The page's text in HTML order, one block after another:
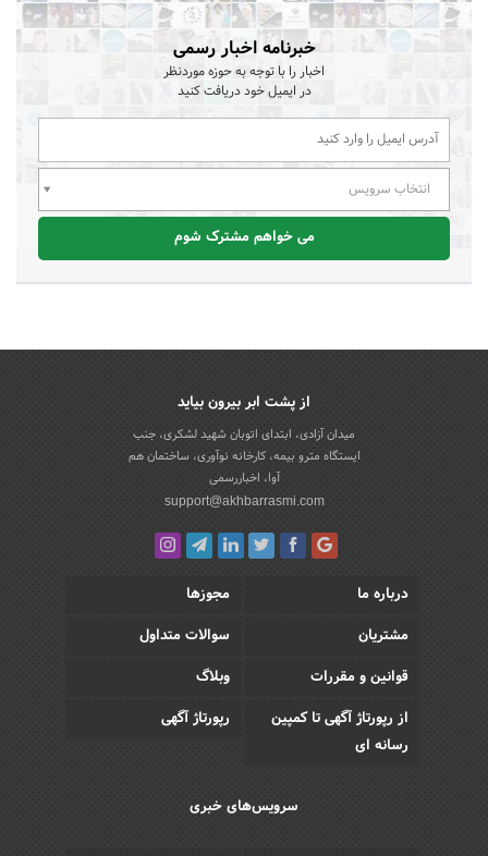
خبرنامه اخبار رسمی
اخبار را با توجه به حوزه موردنظر
در ایمیل خود دریافت کنید
انتخاب سرویس
می خواهم مشترک شوم
از پشت ابر بیرون بیاید
میدان آزادی، ابتدای اتوبان شهید لشکری، جنب
ایستگاه مترو بیمه، کارخانه نوآوری، ساختمان هم
آوا، اخباررسمی
support@akhbarrasmi.com
درباره ما
مجوزها
مشتریان
سوالات متداول
قوانین و مقررات
وبلاگ
از رپورتاژ آگهی تا کمپین
رسانه ای
رپورتاژ آگهی
سرویس‌های خبری